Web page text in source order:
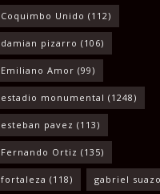
Coquimbo Unido (112)
damian pizarro (106)
Emiliano Amor (99)
estadio monumental (1248)
esteban pavez (113)
Fernando Ortiz (135)
fortaleza (118) gabriel suazo